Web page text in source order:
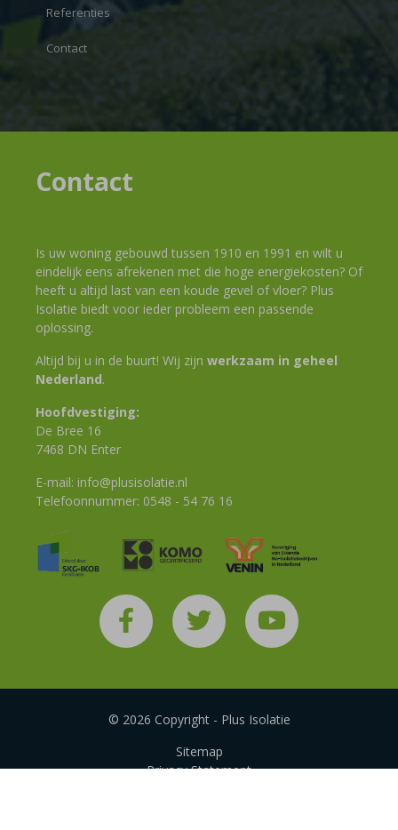
Referenties
Contact
Contact
Is uw woning gebouwd tussen 1910 en 1991 en wilt u
eindelijk eens afrekenen met die hoge energiekosten? Of
heeft u altijd last van een koude gevel of vloer? Plus
Isolatie biedt voor ieder probleem een passende
oplossing.
Altijd bij u in de buurt! Wij zijn werkzaam in geheel
Nederland.
Hoofdvestiging:
De Bree 16
7468 DN Enter
E-mail: info@plusisolatie.nl
Telefoonnummer: 0548 - 54 76 16
© 2026 Copyright - Plus Isolatie
Sitemap
Privacy Statement